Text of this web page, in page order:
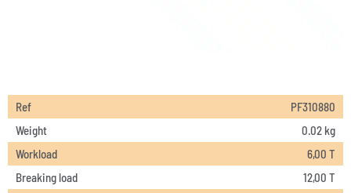
Ref
PF310880
Weight
0.02 kg
Workload
6,00 T
Breaking load
12,00 T